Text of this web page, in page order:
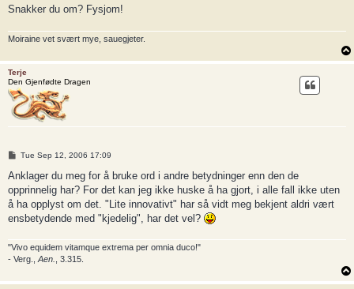
Snakker du om? Fysjom!
Moiraine vet svært mye, sauegjeter.
Terje
Den Gjenfødte Dragen
P
s
Tue Sep 12, 2006 17:09
Anklager du meg for å bruke ord i andre betydninger enn den de
opprinnelig har? For det kan jeg ikke huske å ha gjort, i alle fall ikke uten
å ha opplyst om det. "Lite innovativt" har så vidt meg bekjent aldri vært
ensbetydende med "kjedelig", har det vel?
"Vivo equidem vitamque extrema per omnia duco!"
- Verg., Aen. , 3.315.